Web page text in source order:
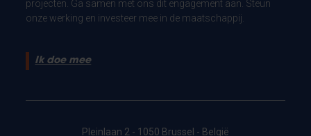
projecten. Ga samen met ons dit engagement aan. Steun
onze werking en investeer mee in de maatschappij.
Ik doe mee
Pleinlaan 2 - 1050 Brussel - België